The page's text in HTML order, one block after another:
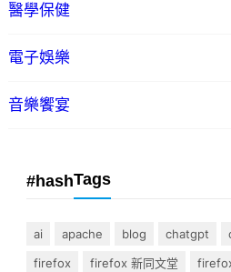
醫學保健
電子娛樂
音樂饗宴
#hashTags
ai apache blog chatgpt
firefox
firefox 新同文堂